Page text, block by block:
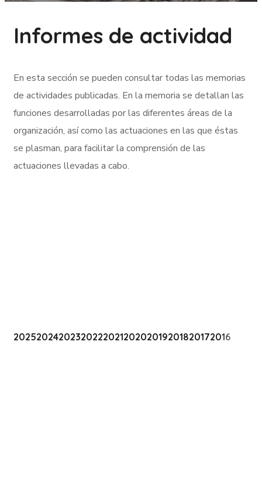
Informes de actividad
En esta sección se pueden consultar todas las memorias
de actividades publicadas. En la memoria se detallan las
funciones desarrolladas por las diferentes áreas de la
organización, así como las actuaciones en las que éstas
se plasman, para facilitar la comprensión de las
actuaciones llevadas a cabo.
2025202420232022202120202019201820172016